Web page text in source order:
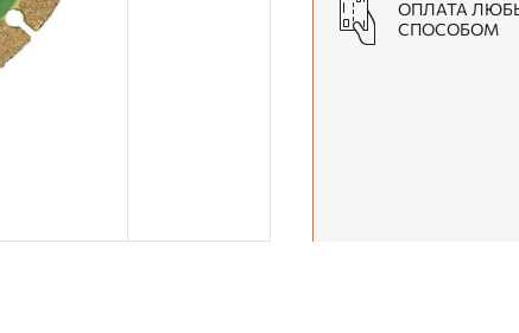
ОПЛАТА
СПОСОБОМ